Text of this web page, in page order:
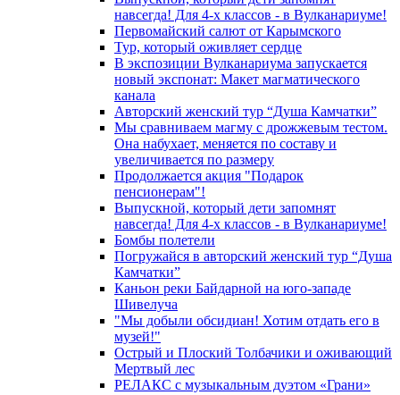
навсегда! Для 4-х классов - в Вулканариуме!
Первомайский салют от Карымского
Тур, который оживляет сердце
В экспозиции Вулканариума запускается
новый экспонат: Макет магматического
канала
Авторский женский тур “Душа Камчатки”
Мы сравниваем магму с дрожжевым тестом.
Она набухает, меняется по составу и
увеличивается по размеру
Продолжается акция "Подарок
пенсионерам"!
Выпускной, который дети запомнят
навсегда! Для 4-х классов - в Вулканариуме!
Бомбы полетели
Погружайся в авторский женский тур “Душа
Камчатки”
Каньон реки Байдарной на юго-западе
Шивелуча
"Мы добыли обсидиан! Хотим отдать его в
музей!"
Острый и Плоский Толбачики и оживающий
Мертвый лес
РЕЛАКС с музыкальным дуэтом «Грани»